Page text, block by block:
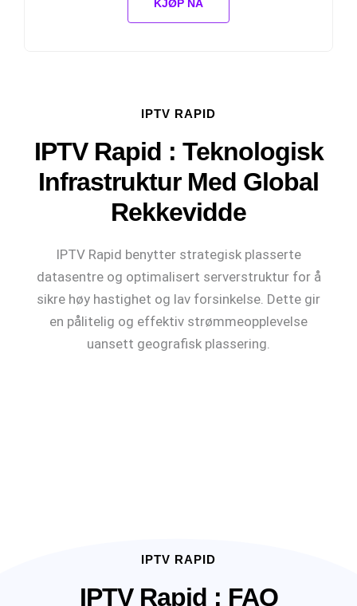
KJØP NÅ
IPTV RAPID
IPTV Rapid : Teknologisk
Infrastruktur Med Global
Rekkevidde
IPTV Rapid benytter strategisk plasserte
datasentre og optimalisert serverstruktur for å
sikre høy hastighet og lav forsinkelse. Dette gir
en pålitelig og effektiv strømmeopplevelse
uansett geografisk plassering.
IPTV RAPID
IPTV Rapid : FAQ